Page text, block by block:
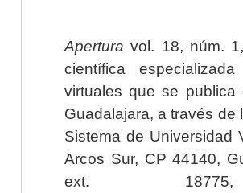
Apertura vol. 18, núm.
científica
virtuales que se
Guadalajara, a través
Sistema de Universidad
Arcos Sur, CP 44140,
ext.